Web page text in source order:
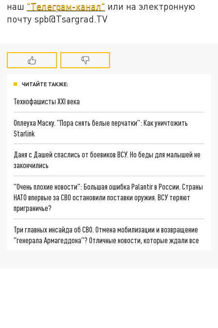
наш "Телеграм-канал" или на электронную
почту spb@Tsargrad.TV
ЧИТАЙТЕ ТАКЖЕ:
Технофашисты XXI века
Оплеуха Маску. "Пора снять белые перчатки": Как уничтожить
Starlink
Даня с Дашей спаслись от боевиков ВСУ. Но беды для малышей не
закончились
"Очень плохие новости": Большая ошибка Palantir в России. Страны
НАТО впервые за СВО остановили поставки оружия. ВСУ теряют
приграничье?
Три главных инсайда об СВО. Отмена мобилизации и возвращение
"генерала Армагеддона"? Отличные новости, которые ждали все